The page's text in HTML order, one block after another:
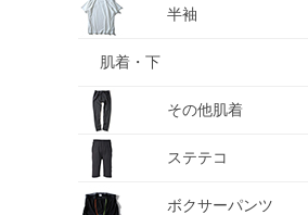
半袖
肌着・下
その他肌着
ステテコ
ボクサーパンツ